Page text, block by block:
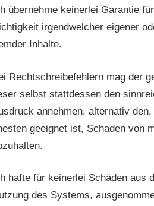
übernehme keinerlei Garantie
irgendwelcher eigener
Inhalte.
Rechtschreibefehlern mag der
selbst stattdessen den
annehmen, alternativ den,
geeignet ist, Schaden von
hafte für keinerlei Schäden aus
des Systems,